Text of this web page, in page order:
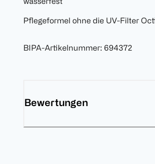
Pflegeformel ohne die UV-Filter
BIPA-Artikelnummer: 694372
Bewertungen